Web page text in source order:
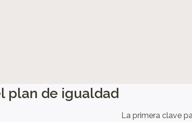
plan de igualdad
La primera clave